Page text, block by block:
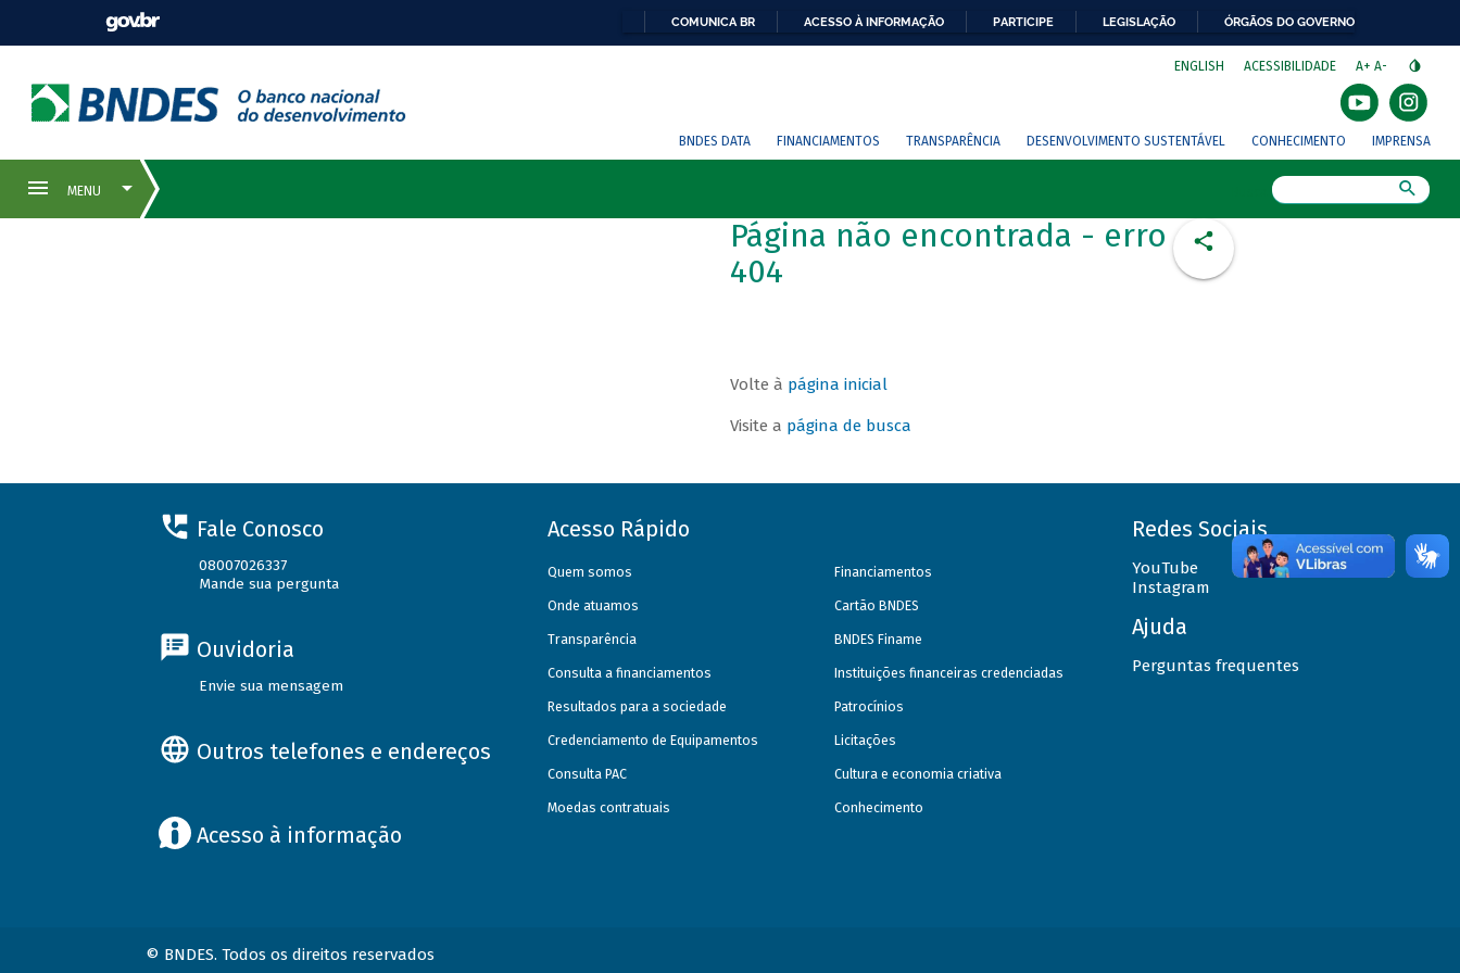
COMUNICA BR ACESSO À INFORMAÇÃO PARTICIPE LEGISLAÇÃO ÓRGÃOS DO GOVERNO
ENGLISH ACESSIBILIDADE A+ A-
BNDES DATA FINANCIAMENTOS TRANSPARÊNCIA DESENVOLVIMENTO SUSTENTÁVEL CONHECIMENTO IMPRENSA
Página não encontrada - erro
404
Volte à página inicial
Visite a página de busca
Fale Conosco
08007026337
Mande sua pergunta
Ouvidoria
Envie sua mensagem
Outros telefones e endereços
Acesso à informação
Acesso Rápido
Quem somos
Onde atuamos
Transparência
Consulta a financiamentos
Resultados para a sociedade
Credenciamento de Equipamentos
Consulta PAC
Moedas contratuais
Financiamentos
Cartão BNDES
BNDES Finame
Instituições financeiras credenciadas
Patrocínios
Licitações
Cultura e economia criativa
Conhecimento
Redes Sociais
YouTube
Instagram
Ajuda
Perguntas frequentes
© BNDES. Todos os direitos reservados